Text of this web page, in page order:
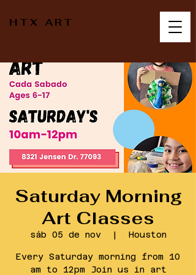
HTX ART
Saturday Morning
Art Classes
sáb 05 de nov
  |
Houston
Every Saturday morning from 10
am to 12pm Join us in art